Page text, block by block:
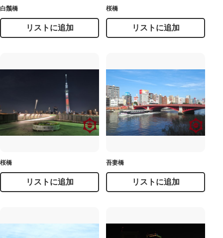
白鬚橋
リストに追加
桜橋
リストに追加
桜橋
リストに追加
吾妻橋
リストに追加